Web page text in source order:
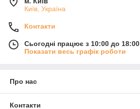
Київ, Україна
Контакти
Сьогодні працює з 10:00 до 18:00
Показати весь графік роботи
Про нас
Контакти